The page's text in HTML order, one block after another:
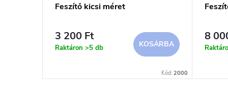
Feszítő kicsi méret
3 200 Ft
Raktáron >5 db KOSÁRBA
Kód: 2000
8